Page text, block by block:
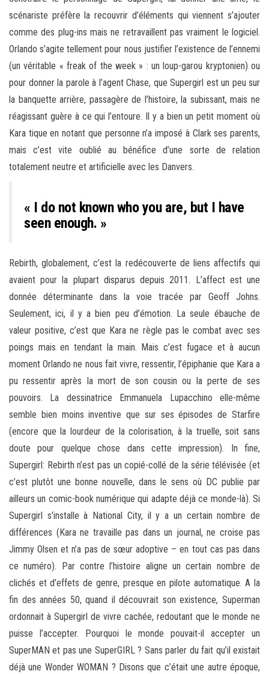
scénariste préfère la recouvrir d’éléments qui viennent s’ajouter
comme des plug-ins mais ne retravaillent pas vraiment le logiciel.
Orlando s’agite tellement pour nous justifier l’existence de l’ennemi
(un véritable « freak of the week » : un loup-garou kryptonien) ou
pour donner la parole à l’agent Chase, que Supergirl est un peu sur
la banquette arrière, passagère de l’histoire, la subissant, mais ne
réagissant guère à ce qui l’entoure. Il y a bien un petit moment où
Kara tique en notant que personne n’a imposé à Clark ses parents,
mais c’est vite oublié au bénéfice d’une sorte de relation
totalement neutre et artificielle avec les Danvers.
« I do not known who you are, but I have
seen enough. »
Rebirth, globalement, c’est la redécouverte de liens affectifs qui
avaient pour la plupart disparus depuis 2011. L’affect est une
donnée déterminante dans la voie tracée par Geoff Johns.
Seulement, ici, il y a bien peu d’émotion. La seule ébauche de
valeur positive, c’est que Kara ne règle pas le combat avec ses
poings mais en tendant la main. Mais c’est fugace et à aucun
moment Orlando ne nous fait vivre, ressentir, l’épiphanie que Kara a
pu ressentir après la mort de son cousin ou la perte de ses
pouvoirs. La dessinatrice Emmanuela Lupacchino elle-même
semble bien moins inventive que sur ses épisodes de Starfire
(encore que la lourdeur de la colorisation, à la truelle, soit sans
doute pour quelque chose dans cette impression). In fine,
Supergirl: Rebirth n’est pas un copié-collé de la série télévisée (et
c’est plutôt une bonne nouvelle, dans le sens où DC publie par
ailleurs un comic-book numérique qui adapte déjà ce monde-là). Si
Supergirl s’installe à National City, il y a un certain nombre de
différences (Kara ne travaille pas dans un journal, ne croise pas
Jimmy Olsen et n’a pas de sœur adoptive – en tout cas pas dans
ce numéro). Par contre l’histoire aligne un certain nombre de
clichés et d’effets de genre, presque en pilote automatique. A la
fin des années 50, quand il découvrait son existence, Superman
ordonnait à Supergirl de vivre cachée, redoutant que le monde ne
puisse l’accepter. Pourquoi le monde pouvait-il accepter un
SuperMAN et pas une SuperGIRL ? Sans parler du fait qu’il existait
déjà une Wonder WOMAN ? Disons que c’était une autre époque,